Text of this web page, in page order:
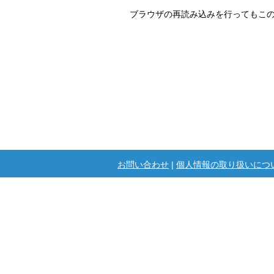
ブラウザの再読み込みを行ってもこ
お問い合わせ | 個人情報の取り扱いに